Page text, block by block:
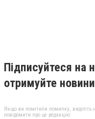
Підписуйтеся на
отримуйте
Якщо ви помітили помилку, виділіть
повідомити про це редакцію